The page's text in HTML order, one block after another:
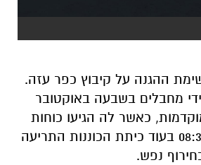
ההגנה על קיבוץ כפר עזה.
מחבלים בשבעה באוקטובר
כאשר לה הגיעו כוחות
צבא עד השעה ,08:30 בעוד כיתת הכוננות התריעה
נפש.